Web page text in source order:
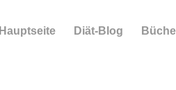
Hauptseite Diät-Blog